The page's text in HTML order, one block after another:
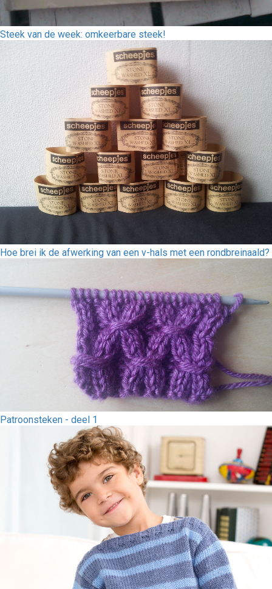
Steek van de week: omkeerbare steek!
Hoe brei ik de afwerking van een v-hals met een rondbreinaald?
Patroonsteken - deel 1